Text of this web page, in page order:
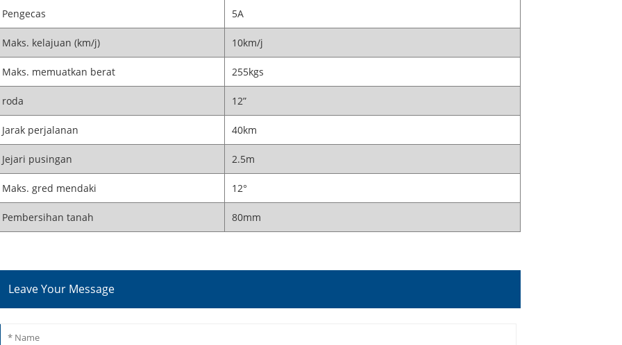
Pengecas 5A
Maks. kelajuan (km/j) 10km/j
Maks. memuatkan berat 255kgs
roda 12”
Jarak perjalanan 40km
Jejari pusingan 2.5m
Maks. gred mendaki 12°
Pembersihan tanah 80mm
Leave Your Message